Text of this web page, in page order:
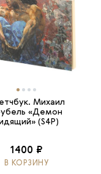
Михаил
«Демон
(S4P)
1400 ₽
В КОРЗИНУ